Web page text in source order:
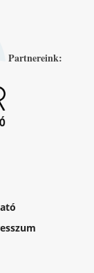
Partnereink: